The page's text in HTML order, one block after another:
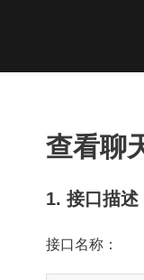
查看聊
1. 接口描述
接口名称：